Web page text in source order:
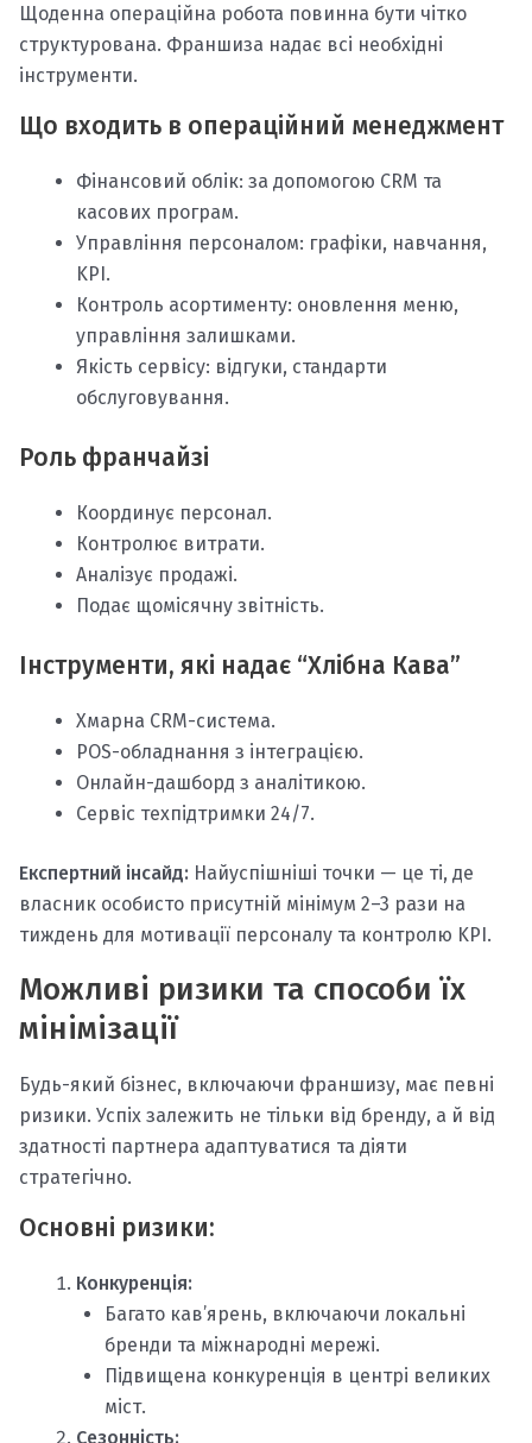
Щоденна операційна робота повинна бути чітко
структурована. Франшиза надає всі необхідні
інструменти.
Що входить в операційний менеджмент
Фінансовий облік: за допомогою CRM та
касових програм.
Управління персоналом: графіки, навчання,
KPI.
Контроль асортименту: оновлення меню,
управління залишками.
Якість сервісу: відгуки, стандарти
обслуговування.
Роль франчайзі
Координує персонал.
Контролює витрати.
Аналізує продажі.
Подає щомісячну звітність.
Інструменти, які надає “Хлібна Кава”
Хмарна CRM-система.
POS-обладнання з інтеграцією.
Онлайн-дашборд з аналітикою.
Сервіс техпідтримки 24/7.
Експертний інсайд: Найуспішніші точки — це ті, де
власник особисто присутній мінімум 2–3 рази на
тиждень для мотивації персоналу та контролю KPI.
Можливі ризики та способи їх
мінімізації
Будь-який бізнес, включаючи франшизу, має певні
ризики. Успіх залежить не тільки від бренду, а й від
здатності партнера адаптуватися та діяти
стратегічно.
Основні ризики:
Конкуренція:
Багато кав’ярень, включаючи локальні
бренди та міжнародні мережі.
Підвищена конкуренція в центрі великих
міст.
Сезонність: